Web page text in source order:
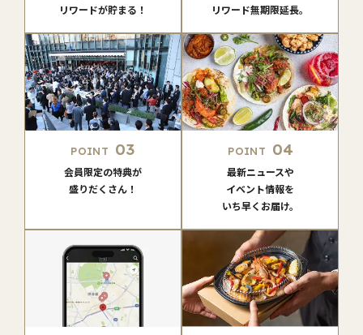
リワードが貯まる！
リワード無期限延長。
POINT 03
会員限定の特典が
盛りだくさん！
POINT 04
最新ニュースや
イベント情報を
いち早くお届け。